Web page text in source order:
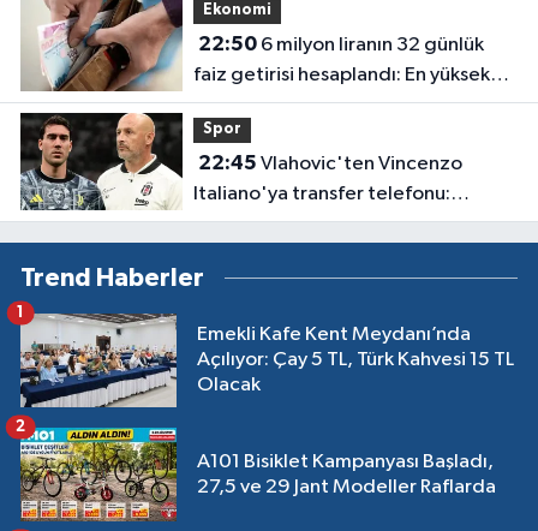
Ekonomi
22:506 milyon liranın 32 günlük
faiz getirisi hesaplandı: En yüksek
oran en çok kazancı vermiyor
Spor
22:45
Italiano'ya transfer telefonu:
Kararını bir iki gün içinde verecek
Trend Haberler
Emekli Kafe Kent Meydanı’nda
Açılıyor: Çay 5 TL, Türk Kahvesi 15 TL
Olacak
1
A101 Bisiklet Kampanyası Başladı,
27,5 ve 29 Jant Modeller Raflarda
2